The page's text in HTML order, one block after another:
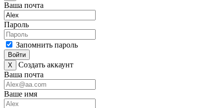
Ваша почта
Пароль
Запомнить пароль
Войти
X
Создать аккаунт
Ваша почта
Ваше имя